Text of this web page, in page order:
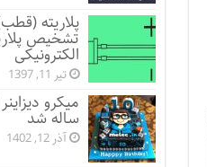
پلاریته
تشخیص
الکترونیکی
تیر 11, 1397
ساله شد
آذر 12, 1402